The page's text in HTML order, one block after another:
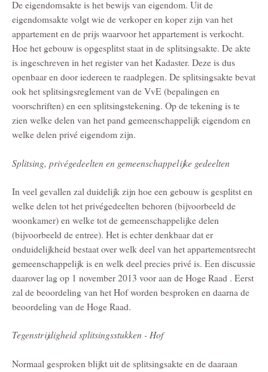
De eigendomsakte is het bewijs van eigendom. Uit de
eigendomsakte volgt wie de verkoper en koper zijn van het
appartement en de prijs waarvoor het appartement is verkocht.
Hoe het gebouw is opgesplitst staat in de splitsingsakte. De akte
is ingeschreven in het register van het Kadaster. Deze is dus
openbaar en door iedereen te raadplegen. De splitsingsakte bevat
ook het splitsingsreglement van de VvE (bepalingen en
voorschriften) en een splitsingstekening. Op de tekening is te
zien welke delen van het pand gemeenschappelijk eigendom en
welke delen privé eigendom zijn.
Splitsing, privégedeelten en gemeenschappelijke gedeelten
In veel gevallen zal duidelijk zijn hoe een gebouw is gesplitst en
welke delen tot het privégedeelten behoren (bijvoorbeeld de
woonkamer) en welke tot de gemeenschappelijke delen
(bijvoorbeeld de entree). Het is echter denkbaar dat er
onduidelijkheid bestaat over welk deel van het appartementsrecht
gemeenschappelijk is en welk deel precies privé is. Een discussie
daarover lag op 1 november 2013 voor aan de Hoge Raad . Eerst
zal de beoordeling van het Hof worden besproken en daarna de
beoordeling van de Hoge Raad.
Tegenstrijdigheid splitsingsstukken - Hof
Normaal gesproken blijkt uit de splitsingsakte en de daaraan